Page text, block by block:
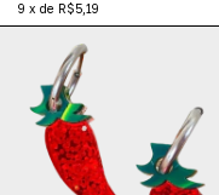
9 x de R$5,19